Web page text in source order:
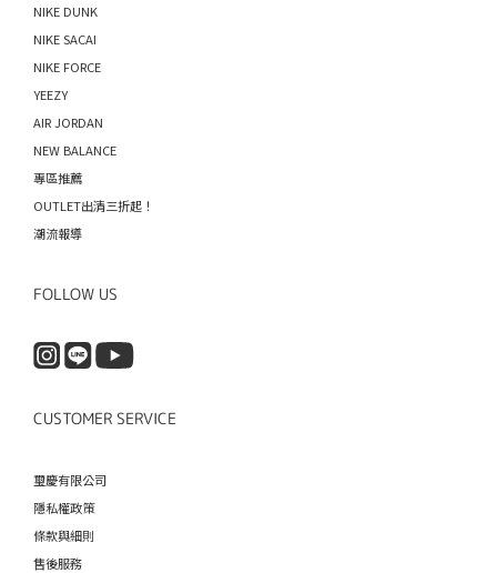
NIKE DUNK
NIKE SACAI
NIKE FORCE
YEEZY
AIR JORDAN
NEW BALANCE
專區推薦
OUTLET出清三折起！
潮流報導
FOLLOW US
CUSTOMER SERVICE
璽慶有限公司
隱私權政策
條款與細則
售後服務